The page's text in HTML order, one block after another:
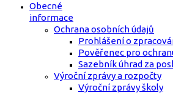
Obecné
informace
Ochrana osobních údajů
Prohlášení o
Pověřenec pro
Sazebník úhrad za
Výroční zprávy a rozpočty
Výroční zprávy školy